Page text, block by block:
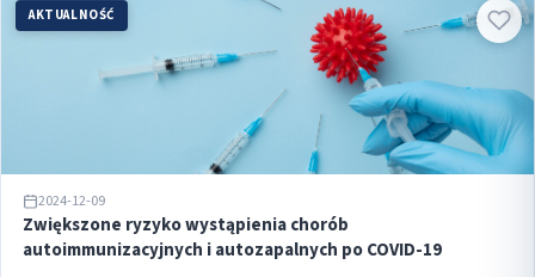
AKTUALNOŚĆ
2024-12-09
Zwiększone ryzyko wystąpienia chorób
autoimmunizacyjnych i autozapalnych po COVID-19